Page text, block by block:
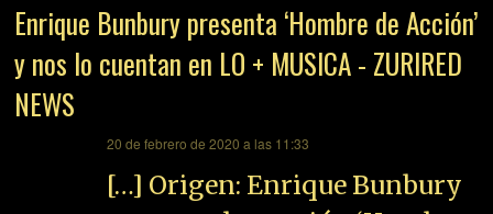
Enrique Bunbury presenta ‘Hombre de Acción’
y nos lo cuentan en LO + MUSICA - ZURIRED
NEWS
20 de febrero de 2020 a las 11:33
[…] Origen: Enrique Bunbury